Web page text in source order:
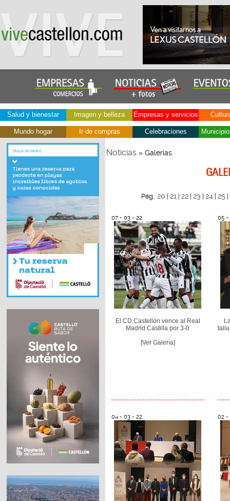
Salud y bienestar Imagen y belleza Empresas y servicios
Mundo hogar Ir de compras Celebraciones
Noticias » Galerias
Pág.: 20 | 21 | 22| 23 | 24| 25|
07 - 03 - 22
El CD Castellón vence al Real
Madrid Castilla por 3-0
[Ver Galería]
05 -
04 - 03 - 22 02 -